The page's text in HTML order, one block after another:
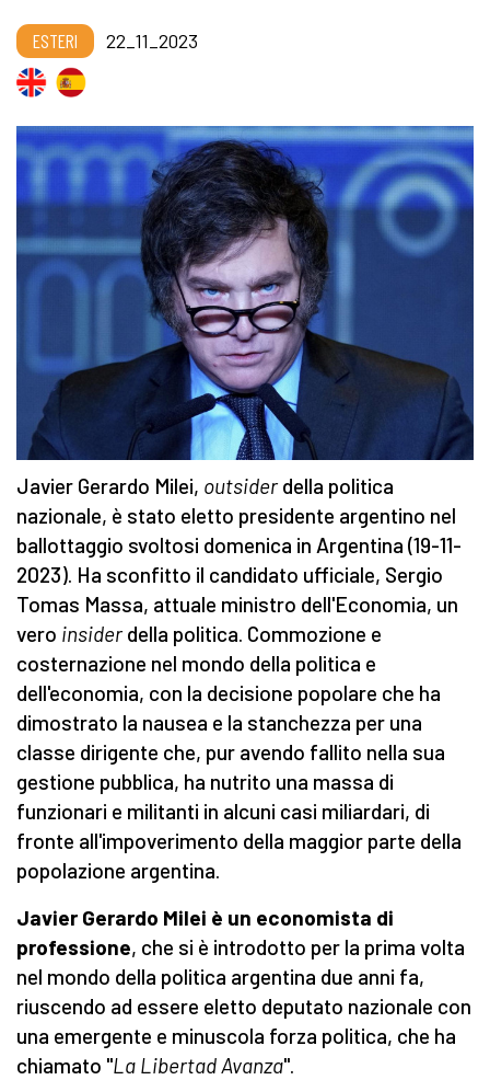
ESTERI 22_11_2023
Javier Gerardo Milei, outsiderdella politica
nazionale, è stato eletto presidente argentino nel
ballottaggio svoltosi domenica in Argentina (19-11-
2023). Ha sconfitto il candidato ufficiale, Sergio
Tomas Massa, attuale ministro dell'Economia, un
vero insiderdella politica. Commozione e
costernazione nel mondo della politica e
dell'economia, con la decisione popolare che ha
dimostrato la nausea e la stanchezza per una
classe dirigente che, pur avendo fallito nella sua
gestione pubblica, ha nutrito una massa di
funzionari e militanti in alcuni casi miliardari, di
fronte all'impoverimento della maggior parte della
popolazione argentina.
Javier Gerardo Milei è un economista di
professione, che si è introdotto per la prima volta
nel mondo della politica argentina due anni fa,
riuscendo ad essere eletto deputato nazionale con
una emergente e minuscola forza politica, che ha
chiamato "La Libertad Avanza".